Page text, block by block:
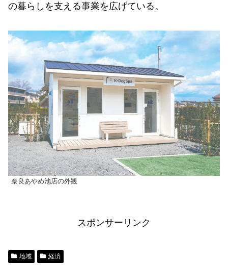
の暮らしを支える事業を広げている。
奈良あやめ池店の外観
スポンサーリンク
地域 経済